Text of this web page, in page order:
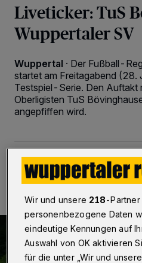
Liveticker: TuS
Wuppertaler SV
Wuppertal · Der Fußball-
startet am Freitagabend (28.
Testspiel-Serie. Den Auftakt
Oberligisten TuS
angepfiffen wird.
28.06.2024 , 09:00 Uhr 2
Wir und unsere 218-
personenbezogene Daten
eindeutige Kennungen auf
Auswahl von OK aktivieren
für die unter „Wir und